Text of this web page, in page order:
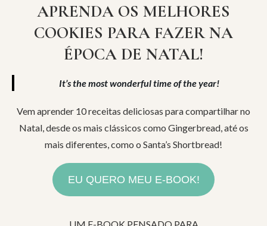
APRENDA OS MELHORES
COOKIES PARA FAZER NA
ÉPOCA DE NATAL!
It’s the most wonderful time of the year!
Vem aprender 10 receitas deliciosas para compartilhar no
Natal, desde os mais clássicos como Gingerbread, até os
mais diferentes, como o Santa’s Shortbread!
EU QUERO MEU E-BOOK!